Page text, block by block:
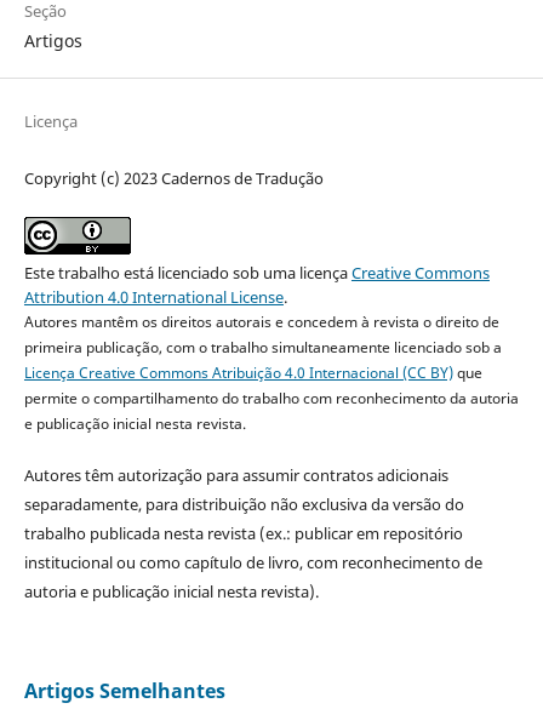
Seção
Artigos
Licença
Copyright (c) 2023 Cadernos de Tradução
Este trabalho está licenciado sob uma licençaCreative Commons
Attribution 4.0 International License.
Autores mantêm os direitos autorais e concedem à revista o direito de
primeira publicação, com o trabalho simultaneamente licenciado sob a
Licença Creative Commons Atribuição 4.0 Internacional (CC BY)que
permite o compartilhamento do trabalho com reconhecimento da autoria
e publicação inicial nesta revista.
Autores têm autorização para assumir contratos adicionais
separadamente, para distribuição não exclusiva da versão do
trabalho publicada nesta revista (ex.: publicar em repositório
institucional ou como capítulo de livro, com reconhecimento de
autoria e publicação inicial nesta revista).
Artigos Semelhantes